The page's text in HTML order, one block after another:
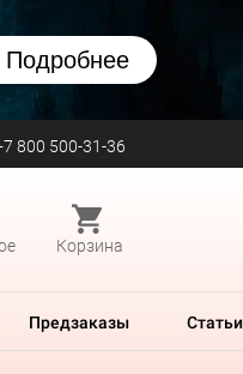
Подробнее
800 500-31-36
Корзина
Предзаказы Статьи